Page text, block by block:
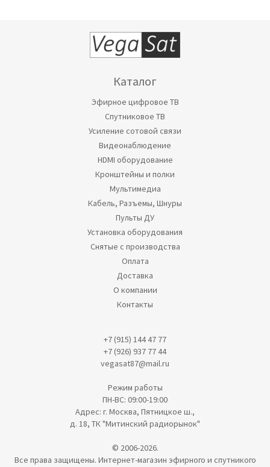
Каталог
Эфирное цифровое ТВ
Спутниковое ТВ
Усиление сотовой связи
Видеонаблюдение
HDMI оборудование
Кронштейны и полки
Мультимедиа
Кабель, Разъемы, Шнуры
Пульты ДУ
Установка оборудования
Снятые с производства
Оплата
Доставка
О компании
Контакты
+7 (915) 144 47 77
+7 (926) 937 77 44
vegasat87@mail.ru
Режим работы
ПН-ВС: 09:00-19:00
Адрес: г. Москва, Пятницкое ш.,
д. 18, ТК "Митинский радиорынок"
© 2006-2026.
Все права защищены. Интернет-магазин эфирного и спутникого